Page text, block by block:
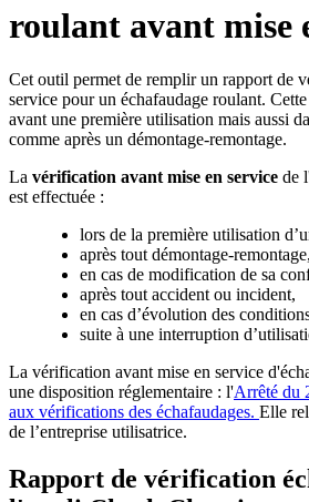
roulant avant mise
Cet outil permet de remplir un rapport de
service pour un échafaudage roulant.
avant une première utilisation mais aussi
comme après un démontage-remontage.
La vérification avant mise en service de
est effectuée :
lors de la première utilisation
après tout démontage-remontage,
en cas de modification de sa
après tout accident ou incident,
en cas d’évolution des
suite à une interruption
La vérification avant mise en service
une disposition réglementaire : l'Arrêté du
aux vérifications des échafaudages. Elle
de l’entreprise utilisatrice.
Rapport de vérification